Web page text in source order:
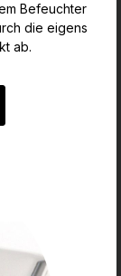
Befeuchter
die eigens
ab.